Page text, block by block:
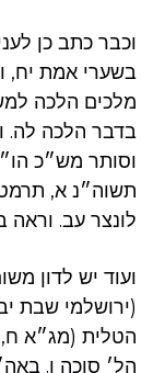
וכבר כתב כן
בשערי אמת יח,
מלכים הלכה
בדבר הלכה לה.
וסותר מש״כ
תשוה״נ א,
לונצר עב. וראה
ועוד יש לדון
(ירושלמי שבת
הטלית (מג״א
הל׳ סוכה ו.